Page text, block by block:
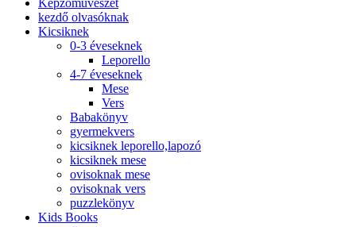
Képzőművészet
kezdő olvasóknak
Kicsiknek
0-3 éveseknek
Leporello
4-7 éveseknek
Mese
Vers
Babakönyv
gyermekvers
kicsiknek leporello,lapozó
kicsiknek mese
ovisoknak mese
ovisoknak vers
puzzlekönyv
Kids Books